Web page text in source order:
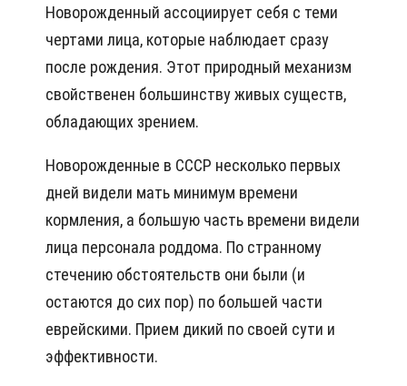
Новорожденный ассоциирует себя с теми
чертами лица, которые наблюдает сразу
после рождения. Этот природный механизм
свойственен большинству живых существ,
обладающих зрением.
Новорожденные в СССР несколько первых
дней видели мать минимум времени
кормления, а большую часть времени видели
лица персонала роддома. По странному
стечению обстоятельств они были (и
остаются до сих пор) по большей части
еврейскими. Прием дикий по своей сути и
эффективности.